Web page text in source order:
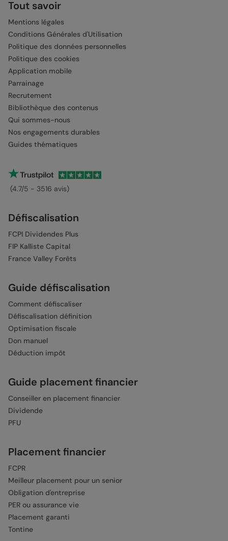
Tout savoir
Mentions légales
Conditions Générales d'Utilisation
Politique des données personnelles
Politique des cookies
Application mobile
Parrainage
Recrutement
Bibliothèque des contenus
Qui sommes-nous
Nos engagements durables
Guides thématiques
(4.7/5 - 3516 avis)
Défiscalisation
FCPI Dividendes Plus
FIP Kalliste Capital
France Valley Forêts
Guide défiscalisation
Comment défiscaliser
Défiscalisation définition
Optimisation fiscale
Don manuel
Déduction impôt
Guide placement financier
Conseiller en placement financier
Dividende
PFU
Placement financier
FCPR
Meilleur placement pour un senior
Obligation d'entreprise
PER ou assurance vie
Placement garanti
Tontine